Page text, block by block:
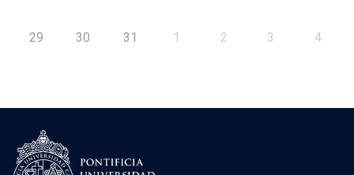
29 30 31 1 2 3 4